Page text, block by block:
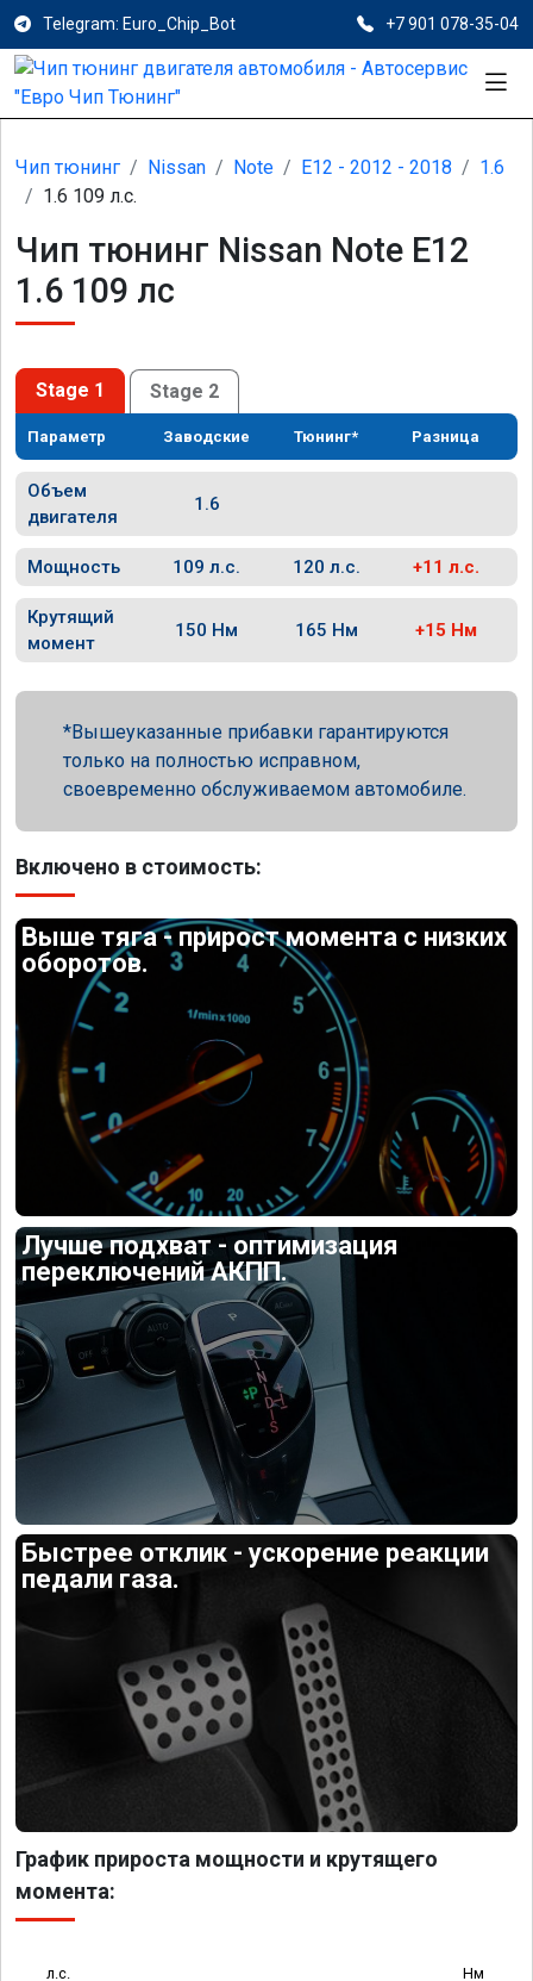
Telegram: Euro_Chip_Bot +7 901 078-35-04
Чип тюнинг Nissan Note E12 - 2012 - 2018
1.6
1.6 109 л.с.
Чип тюнинг Nissan Note E12
1.6 109 лс
Stage 1 Stage 2
Параметр Заводские Тюнинг* Разница
Объем
двигателя
1.6
Мощность 109 л.с. 120 л.с. +11 л.с.
Крутящий
момент
150 Нм 165 Нм +15 Нм
Вышеуказанные прибавки гарантируются
только на полностью исправном,
своевременно обслуживаемом автомобиле.
Включено в стоимость:
Выше тяга - прирост момента с низких
оборотов.
Лучше подхват - оптимизация
переключений АКПП.
Быстрее отклик - ускорение реакции
педали газа.
График прироста мощности и крутящего
момента:
л.с. Нм